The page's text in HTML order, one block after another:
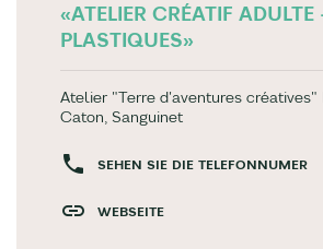
«ATELIER CRÉATIF
PLASTIQUES»
Atelier "Terre d'aventures créatives"
Caton, Sanguinet
SEHEN SIE DIE TELEFONNUMER
WEBSEITE